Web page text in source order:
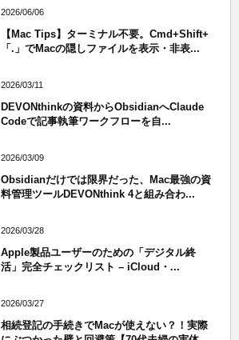
2026/06/06
【Mac Tips】ターミナル不要。Cmd+Shift+
「.」でMacの隠しファイルを表示・非表...
2026/03/11
DEVONthinkの資料からObsidianへClaude
Codeで記事執筆ワークフローを自...
2026/03/09
Obsidianだけでは限界だった、Mac最強の資
料管理ツールDEVONthink 4と組み合わ...
2026/03/28
Apple製品ユーザーのための「デジタル終
活」完全チェックリスト – iCloud・...
2026/03/27
相続登記の手続きでMacが使えない？！実際